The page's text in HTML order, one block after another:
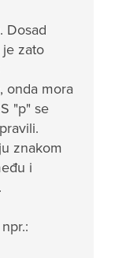
Dosad
je zato
onda mora
"p" se
znakom
i